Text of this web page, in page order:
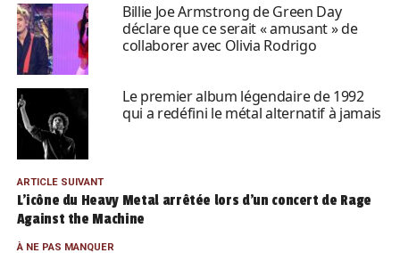
Billie Joe Armstrong de Green Day
déclare que ce serait « amusant » de
collaborer avec Olivia Rodrigo
Le premier album légendaire de 1992
qui a redéfini le métal alternatif à jamais
ARTICLE SUIVANT
L’icône du Heavy Metal arrêtée lors d’un concert de Rage
Against the Machine
À NE PAS MANQUER